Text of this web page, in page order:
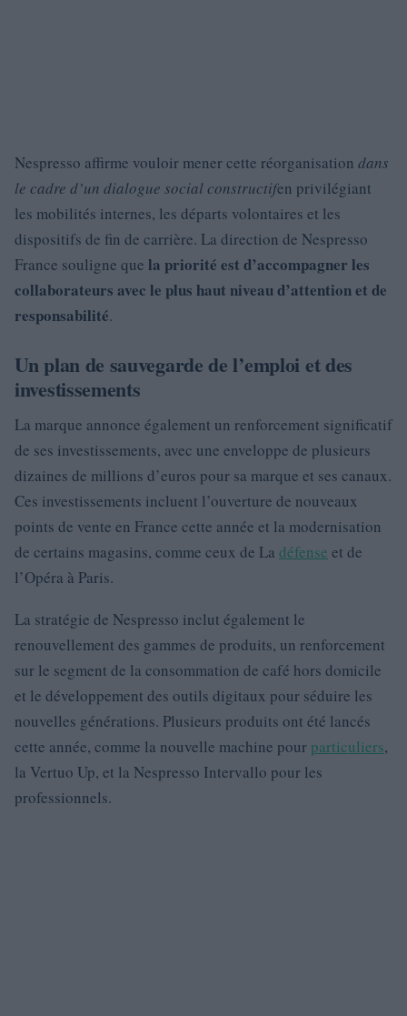
Nespresso affirme vouloir mener cette réorganisation dans
le cadre d’un dialogue social constructifen privilégiant
les mobilités internes, les départs volontaires et les
dispositifs de fin de carrière. La direction de Nespresso
France souligne que la priorité est d’accompagner les
collaborateurs avec le plus haut niveau d’attention et de
responsabilité.
Un plan de sauvegarde de l’emploi et des
investissements
La marque annonce également un renforcement significatif
de ses investissements, avec une enveloppe de plusieurs
dizaines de millions d’euros pour sa marque et ses canaux.
Ces investissements incluent l’ouverture de nouveaux
points de vente en France cette année et la modernisation
de certains magasins, comme ceux de La défense et de
l’Opéra à Paris.
La stratégie de Nespresso inclut également le
renouvellement des gammes de produits, un renforcement
sur le segment de la consommation de café hors domicile
et le développement des outils digitaux pour séduire les
nouvelles générations. Plusieurs produits ont été lancés
cette année, comme la nouvelle machine pour particuliers,
la Vertuo Up, et la Nespresso Intervallo pour les
professionnels.